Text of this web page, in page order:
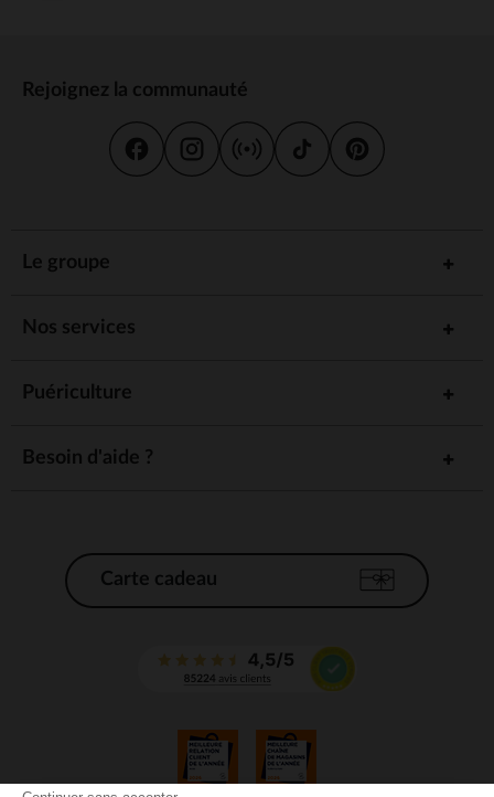
Rejoignez la communauté
Le groupe
Nos services
Puériculture
Besoin d'aide ?
Carte cadeau